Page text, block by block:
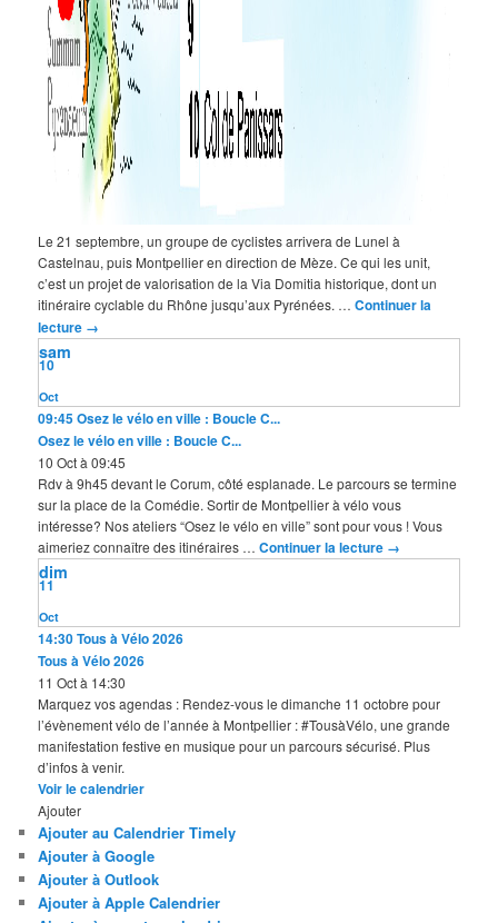
Le 21 septembre, un groupe de cyclistes arrivera de Lunel à
Castelnau, puis Montpellier en direction de Mèze. Ce qui les unit,
c’est un projet de valorisation de la Via Domitia historique, dont un
itinéraire cyclable du Rhône jusqu’aux Pyrénées. …Continuer la
lecture →
Oct
10
sam
09:45Osez le vélo en ville : Boucle C...
Osez le vélo en ville : Boucle C...
10 Oct à 09:45
Rdv à 9h45 devant le Corum, côté esplanade. Le parcours se termine
sur la place de la Comédie. Sortir de Montpellier à vélo vous
intéresse? Nos ateliers “Osez le vélo en ville” sont pour vous ! Vous
aimeriez connaître des itinéraires …Continuer la lecture →
Oct
11
dim
14:30Tous à Vélo 2026
Tous à Vélo 2026
11 Oct à 14:30
Marquez vos agendas : Rendez-vous le dimanche 11 octobre pour
l’évènement vélo de l’année à Montpellier : #TousàVélo, une grande
manifestation festive en musique pour un parcours sécurisé. Plus
d’infos à venir.
Voir le calendrier
Ajouter
Ajouter au Calendrier Timely
Ajouter à Google
Ajouter à Outlook
Ajouter à Apple Calendrier